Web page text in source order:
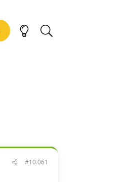
#10.061